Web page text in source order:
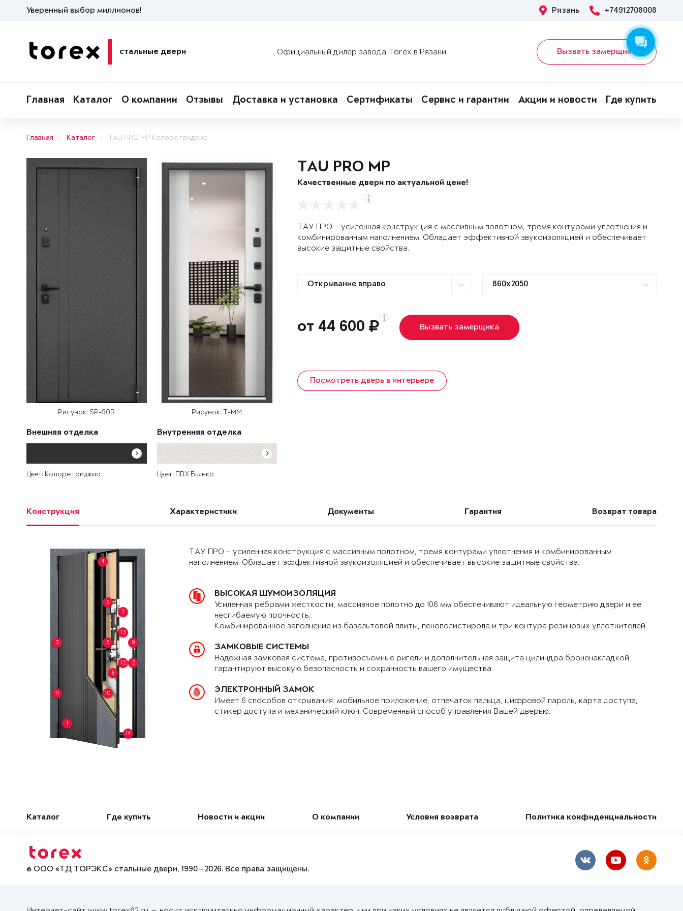
Уверенный выбор миллионов! Рязань +74912708008
стальные двери Официальный дилер завода Torex в Рязани Вызвать замерщика
Главная Каталог О компании Отзывы Доставка и установка Сертификаты Сервис и гарантии Акции и новости Где купить
Главная Каталог TAU PRO MP Колоре гриджио
Рисунок: SP-90B
Внешняя отделка
Цвет: Колоре гриджио
Рисунок: T-MM
Внутренняя отделка
Цвет: ПВХ Бьянко
TAU PRO MP
Качественные двери по актуальной цене!
ТАУ ПРО – усиленная конструкция с массивным полотном, тремя контурами уплотнения и
комбинированным наполнением. Обладает эффективной звукоизоляцией и обеспечивает
высокие защитные свойства.
от 44 600 Вызвать замерщика
Посмотреть дверь в интерьере
Конструкция Характеристики Документы Гарантия Возврат товара
1
2
3
4
5
6
7
8
9
10
11
12
13
14
ТАУ ПРО – усиленная конструкция с массивным полотном, тремя контурами уплотнения и комбинированным
наполнением. Обладает эффективной звукоизоляцией и обеспечивает высокие защитные свойства.
ВЫСОКАЯ ШУМОИЗОЛЯЦИЯ
Усиленная рёбрами жёсткости, массивное полотно до 106 мм обеспечивают идеальную геометрию двери и ее
несгибаемую прочность.
Комбинированное заполнение из базальтовой плиты, пенополистирола и три контура резиновых уплотнителей.
ЗАМКОВЫЕ СИСТЕМЫ
Надёжная замковая система, противосъемные ригели и дополнительная защита цилиндра броненакладкой
гарантируют высокую безопасность и сохранность вашего имущества.
ЭЛЕКТРОННЫЙ ЗАМОК
Имеет 6 способов открывания: мобильное приложение, отпечаток пальца, цифровой пароль, карта доступа,
стикер доступа и механический ключ. Современный способ управления Вашей дверью.
Каталог Где купить Новости и акции О компании Условия возврата Политика конфиденциальности
© ООО «ТД ТОРЭКС» стальные двери, 1990—2026. Все права защищены.